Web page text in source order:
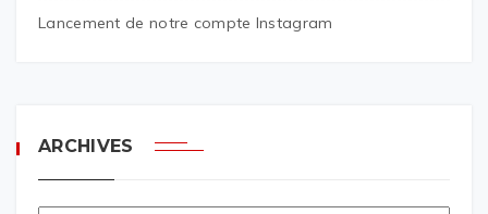
Lancement de notre compte Instagram
ARCHIVES